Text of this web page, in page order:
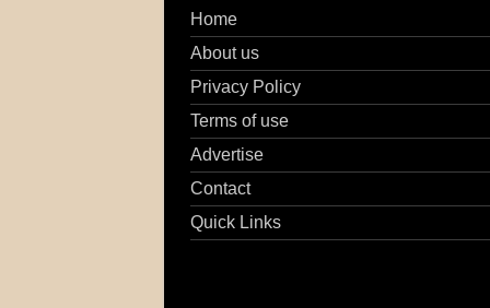
Home
About us
Privacy Policy
Terms of use
Advertise
Contact
Quick Links